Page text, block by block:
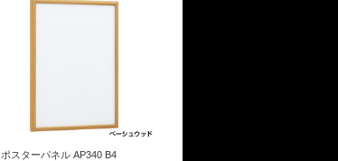
ポスターパネル AP340 B4